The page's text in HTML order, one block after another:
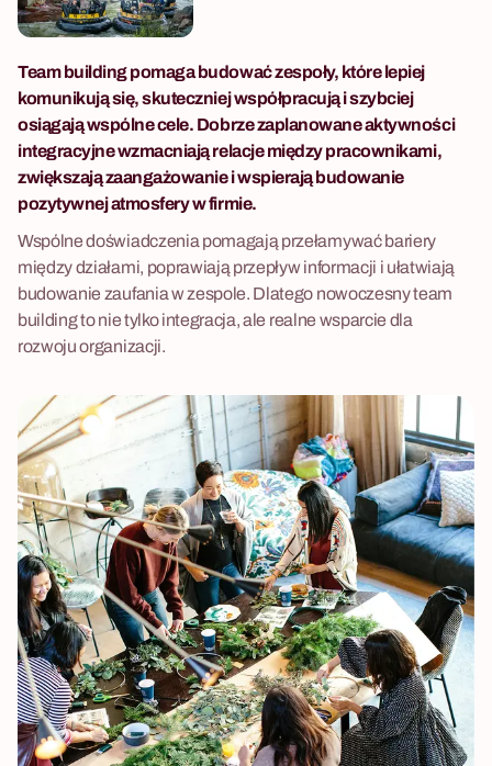
Team building pomaga budować zespoły, które lepiej
komunikują się, skuteczniej współpracują i szybciej
osiągają wspólne cele. Dobrze zaplanowane aktywności
integracyjne wzmacniają relacje między pracownikami,
zwiększają zaangażowanie i wspierają budowanie
pozytywnej atmosfery w firmie.
Wspólne doświadczenia pomagają przełamywać bariery
między działami, poprawiają przepływ informacji i ułatwiają
budowanie zaufania w zespole. Dlatego nowoczesny team
building to nie tylko integracja, ale realne wsparcie dla
rozwoju organizacji.